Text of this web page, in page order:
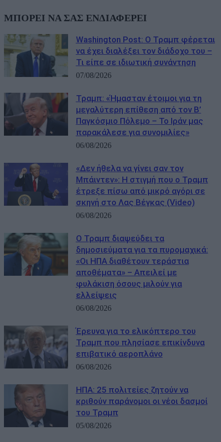
ΜΠΟΡΕΙ ΝΑ ΣΑΣ ΕΝΔΙΑΦΕΡΕΙ
Washington Post: Ο Τραμπ φέρεται
να έχει διαλέξει τον διάδοχο του –
Τι είπε σε ιδιωτική συνάντηση
07/08/2026
Τραμπ: «Ήμασταν έτοιμοι για τη
μεγαλύτερη επίθεση από τον Β’
Παγκόσμιο Πόλεμο – Το Ιράν μας
παρακάλεσε για συνομιλίες»
06/08/2026
«Δεν ήθελα να γίνει σαν τον
Μπάιντεν»: Η στιγμή που ο Τραμπ
έτρεξε πίσω από μικρό αγόρι σε
σκηνή στο Λας Βέγκας (Video)
06/08/2026
Ο Τραμπ διαψεύδει τα
δημοσιεύματα για τα πυρομαχικά:
«Οι ΗΠΑ διαθέτουν τεράστια
αποθέματα» – Απειλεί με
φυλάκιση όσους μιλούν για
ελλείψεις
06/08/2026
Έρευνα για το ελικόπτερο του
Τραμπ που πλησίασε επικίνδυνα
επιβατικό αεροπλάνο
06/08/2026
ΗΠΑ: 25 πολιτείες ζητούν να
κριθούν παράνομοι οι νέοι δασμοί
του Τραμπ
05/08/2026